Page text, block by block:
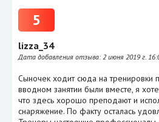
lizza_34
Дата добавления отзыва: 2 июня 2019 г.
5
Сыночек ходит сюда на тренировки
вводном занятии были вместе, я
что здесь хорошо преподают и
снаряжение. По факту осталась